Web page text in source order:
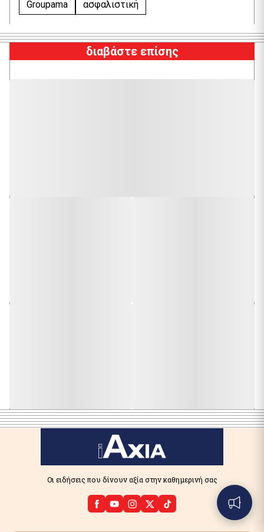
Groupama ασφαλιστική
διαβάστε επίσης
Οι ειδήσεις που δίνουν αξία στην καθημερινή σας